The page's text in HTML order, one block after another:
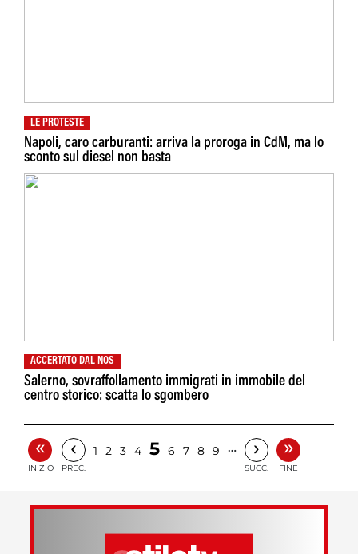
LE PROTESTE
Napoli, caro carburanti: arriva la proroga in CdM, ma lo
sconto sul diesel non basta
ACCERTATO DAL NOS
Salerno, sovraffollamento immigrati in immobile del
centro storico: scatta lo sgombero
«
INIZIO
‹
PREC.
1 2 3 4 5 6 7 8 9 … ›
SUCC.
»
FINE